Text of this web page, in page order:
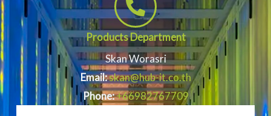
Products Department
Skan Worasri
Email:skan@hub-it.co.th
Phone:+66982767709